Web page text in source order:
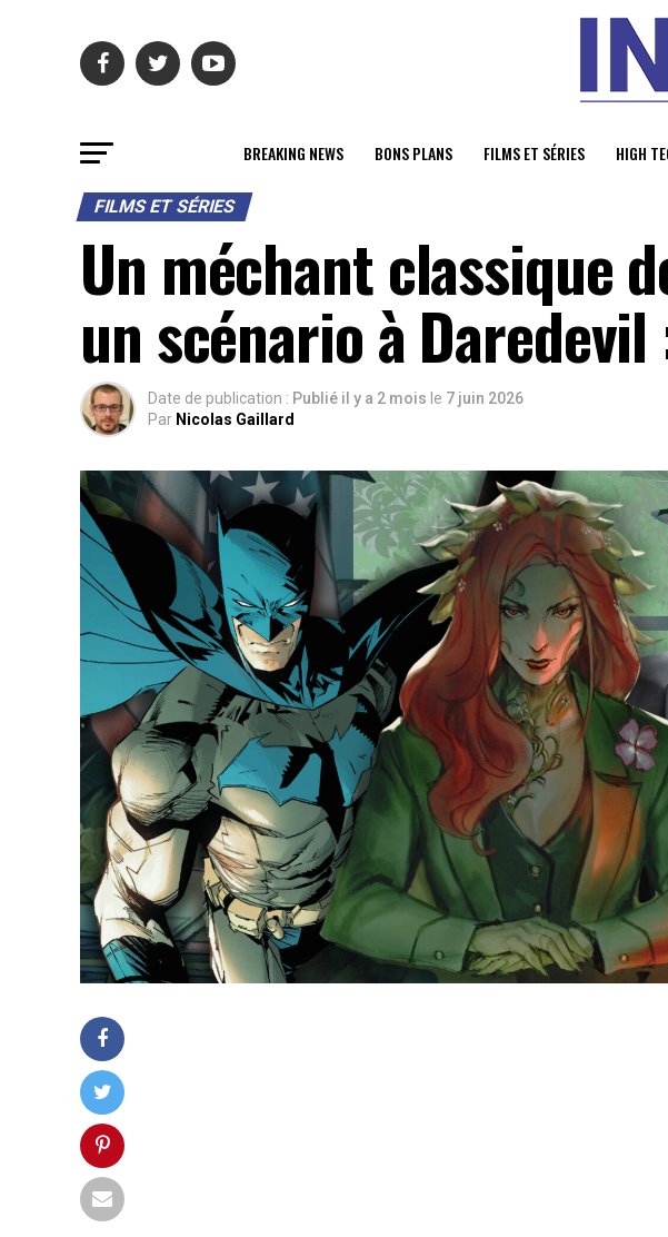
BREAKING NEWS BONS PLANS FILMS ET SÉRIES HIGH
FILMS ET SÉRIES
Un méchant classique
un scénario à
Date de publication : Publié il y a 2 mois le 7 juin 2026
Par Nicolas Gaillard